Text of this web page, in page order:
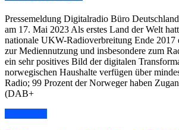
Pressemeldung Digitalradio Büro
am 17. Mai 2023 Als erstes Land der Welt
nationale UKW-Radioverbreitung Ende 2017
zur Mediennutzung und insbesondere zum
ein sehr positives Bild der digitalen
norwegischen Haushalte verfügen über
Radio; 99 Prozent der Norweger haben
(DAB+